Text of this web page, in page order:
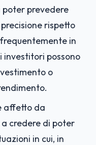
poter prevedere
rispetto
in
possono
o
affetto da
credere di poter
in cui, in